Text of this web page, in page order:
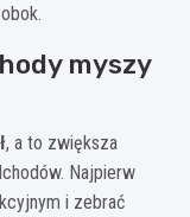
myszy
, a to zwiększa
Najpierw
i zebrać